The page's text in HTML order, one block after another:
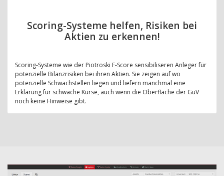
Scoring-Systeme helfen, Risiken bei
Aktien zu erkennen!
Scoring-Systeme wie der Piotroski F-Score sensibiliseren Anleger für
potenzielle Bilanzrisiken bei ihren Aktien. Sie zeigen auf wo
potenzielle Schwachstellen liegen und liefern manchmal eine
Erklärung für schwache Kurse, auch wenn die Oberfläche der GuV
noch keine Hinweise gibt.